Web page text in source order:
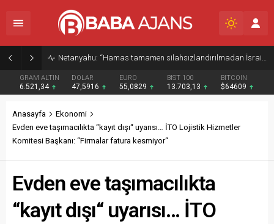
Netanyahu: “Hamas tamamen silahsızlandırılmadan İsrail Gazze’den çekilmeyecek”
GRAM ALTIN
6.521,34
DOLAR
47,5916
EURO
55,0829
BIST 100
13.703,13
BITCOIN
$64609
Anasayfa
Ekonomi
Evden eve taşımacılıkta “kayıt dışı“ uyarısı… İTO Lojistik Hizmetler
Komitesi Başkanı: “Firmalar fatura kesmiyor“
Evden eve taşımacılıkta
“kayıt dışı“ uyarısı… İTO